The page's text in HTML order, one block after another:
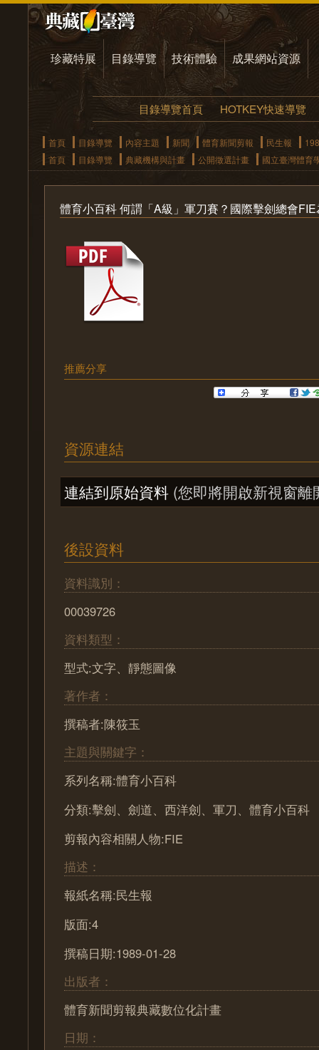
珍藏特展 目錄導覽 技術體驗 成果網站資源
目錄導覽首頁 HOTKEY快速導覽
首頁 目錄導覽 內容主題 新聞 體育新聞剪報 民生報
首頁
目錄導覽 典藏機構與計畫 公開徵選計畫 國立臺灣體育
體育小百科 何謂「A級」軍刀賽？國際擊劍總會
推薦分享
資源連結
連結到原始資料 (您即將開啟新視窗離
後設資料
資料識別：
00039726
資料類型：
型式:文字、靜態圖像
著作者：
撰稿者:陳筱玉
主題與關鍵字：
系列名稱:體育小百科
分類:擊劍、劍道、西洋劍、軍刀、體育小百科
剪報內容相關人物:FIE
描述：
報紙名稱:民生報
版面:4
撰稿日期:1989-01-28
出版者：
體育新聞剪報典藏數位化計畫
日期：